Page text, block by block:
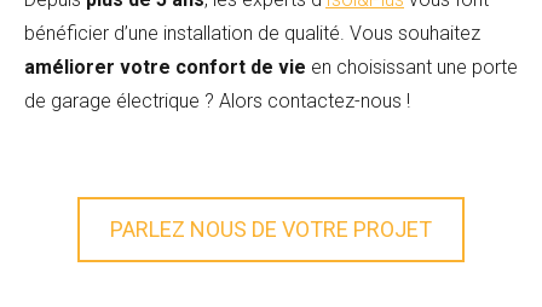
bénéficier d’une installation de qualité. Vous souhaitez
améliorer votre confort de vie en choisissant une porte
de garage électrique ? Alors contactez-nous !
PARLEZ NOUS DE VOTRE PROJET